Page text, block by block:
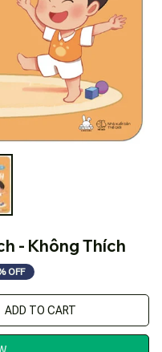
- Không Thích
OFF
ADD TO CART